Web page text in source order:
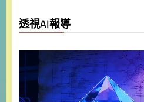
透視AI報導